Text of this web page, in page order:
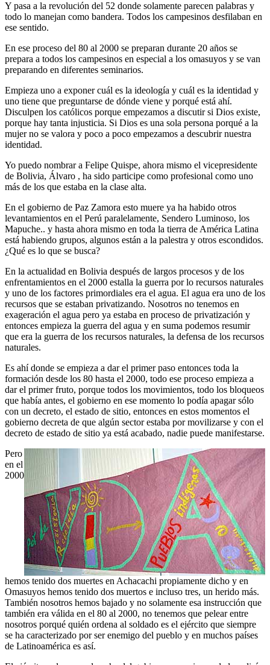
Y pasa a la revolución del 52 donde solamente parecen palabras y
todo lo manejan como bandera. Todos los campesinos desfilaban en
ese sentido.
En ese proceso del 80 al 2000 se preparan durante 20 años se
prepara a todos los campesinos en especial a los omasuyos y se van
preparando en diferentes seminarios.
Empieza uno a exponer cuál es la ideología y cuál es la identidad y
uno tiene que preguntarse de dónde viene y porqué está ahí.
Disculpen los católicos porque empezamos a discutir si Dios existe,
porque hay tanta injusticia. Si Dios es una sola persona porqué a la
mujer no se valora y poco a poco empezamos a descubrir nuestra
identidad.
Yo puedo nombrar a Felipe Quispe, ahora mismo el vicepresidente
de Bolivia, Álvaro , ha sido participe como profesional como uno
más de los que estaba en la clase alta.
En el gobierno de Paz Zamora esto muere ya ha habido otros
levantamientos en el Perú paralelamente, Sendero Luminoso, los
Mapuche.. y hasta ahora mismo en toda la tierra de América Latina
está habiendo grupos, algunos están a la palestra y otros escondidos.
¿Qué es lo que se busca?
En la actualidad en Bolivia después de largos procesos y de los
enfrentamientos en el 2000 estalla la guerra por lo recursos naturales
y uno de los factores primordiales era el agua. El agua era uno de los
recursos que se estaban privatizando. Nosotros no tenemos en
exageración el agua pero ya estaba en proceso de privatización y
entonces empieza la guerra del agua y en suma podemos resumir
que era la guerra de los recursos naturales, la defensa de los recursos
naturales.
Es ahí donde se empieza a dar el primer paso entonces toda la
formación desde los 80 hasta el 2000, todo ese proceso empieza a
dar el primer fruto, porque todos los movimientos, todo los bloqueos
que había antes, el gobierno en ese momento lo podía apagar sólo
con un decreto, el estado de sitio, entonces en estos momentos el
gobierno decreta de que algún sector estaba por movilizarse y con el
decreto de estado de sitio ya está acabado, nadie puede manifestarse.
Pero
en el
2000
hemos tenido dos muertes en Achacachi propiamente dicho y en
Omasuyos hemos tenido dos muertos e incluso tres, un herido más.
También nosotros hemos bajado y no solamente esa instrucción que
también era válida en el 80 al 2000, no tenemos que pelear entre
nosotros porqué quién ordena al soldado es el ejército que siempre
se ha caracterizado por ser enemigo del pueblo y en muchos países
de Latinoamérica es así.